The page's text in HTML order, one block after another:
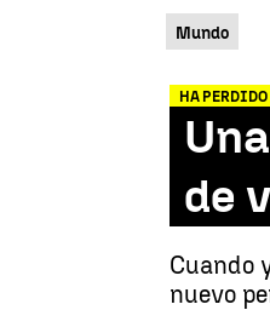
Mundo
HA
de
Cuando
nuevo